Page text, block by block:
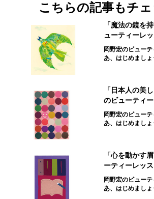
こちらの記事もチェ
「魔法の鏡を
ューティーレ
岡野宏のビュー
あ、はじめましょ
「日本人の美
のビューティ
岡野宏のビュー
あ、はじめましょ
「心を動かす
ーティーレ
岡野宏のビュー
あ、はじめましょ